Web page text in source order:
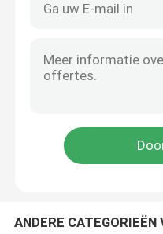
De automatische
Verkoelingstoestand
Motorklepdek
Auto-uitbreidingstank
ANDERE CATEGORIEËN